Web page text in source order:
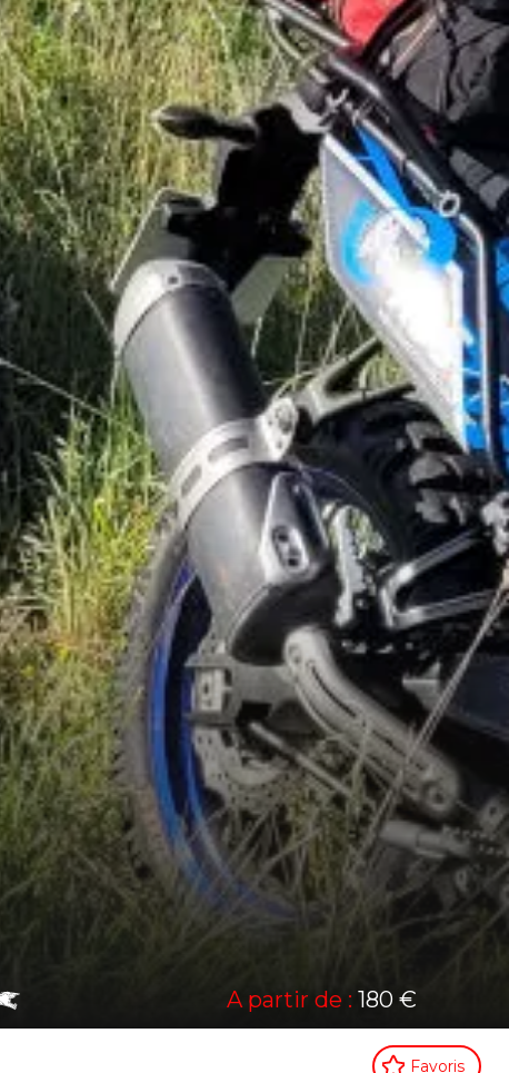
A partir de :180 €
Favoris